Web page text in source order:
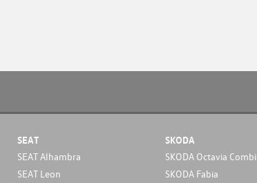
SEAT
SEAT Alhambra
SEAT Leon
SKODA
SKODA Octavia Combi
SKODA Fabia